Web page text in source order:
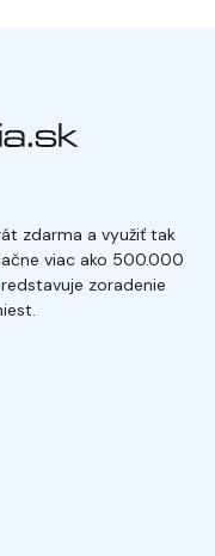
zdarma a využiť tak
viac ako 500.000
zoradenie